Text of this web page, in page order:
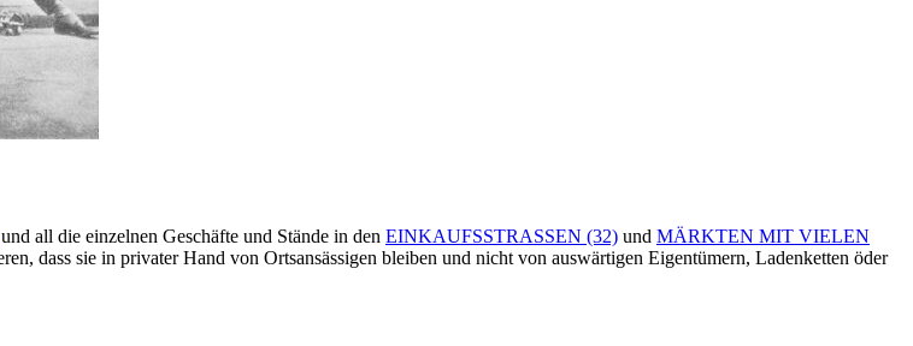
und all die einzelnen Geschäfte und Stände in den EINKAUFSSTRASSEN (32) und MÄRKTEN MIT VIELEN
dass sie in privater Hand von Ortsansässigen bleiben und nicht von auswärtigen Eigentümern, Ladenketten öder